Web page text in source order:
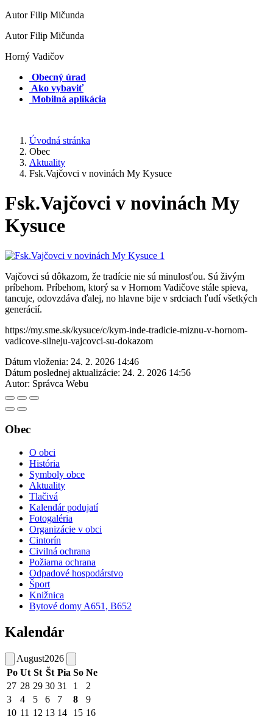
Autor Filip Mičunda
Autor Filip Mičunda
Horný Vadičov
Obecný úrad
Ako vybaviť
Mobilná aplikácia
Úvodná stránka
Obec
Aktuality
Fsk.Vajčovci v novinách My Kysuce
Fsk.Vajčovci v novinách My
Kysuce
Vajčovci sú dôkazom, že tradície nie sú minulosťou. Sú živým
príbehom. Príbehom, ktorý sa v Hornom Vadičove stále spieva,
tancuje, odovzdáva ďalej, no hlavne bije v srdciach ľudí všetkých
generácií.
https://my.sme.sk/kysuce/c/kym-inde-tradicie-miznu-v-hornom-
vadicove-silneju-vajcovci-su-dokazom
Dátum vloženia: 24. 2. 2026 14:46
Dátum poslednej aktualizácie: 24. 2. 2026 14:56
Autor: Správca Webu
Obec
O obci
História
Symboly obce
Aktuality
Tlačivá
Kalendár podujatí
Fotogaléria
Organizácie v obci
Cintorín
Civilná ochrana
Požiarna ochrana
Odpadové hospodárstvo
Šport
Knižnica
Bytové domy A651, B652
Kalendár
August2026
Po Ut St Št Pia So Ne
27 28 29 30 31 1
2
3
4 5 6 7 8
9
10 11 12 13 14 15 16